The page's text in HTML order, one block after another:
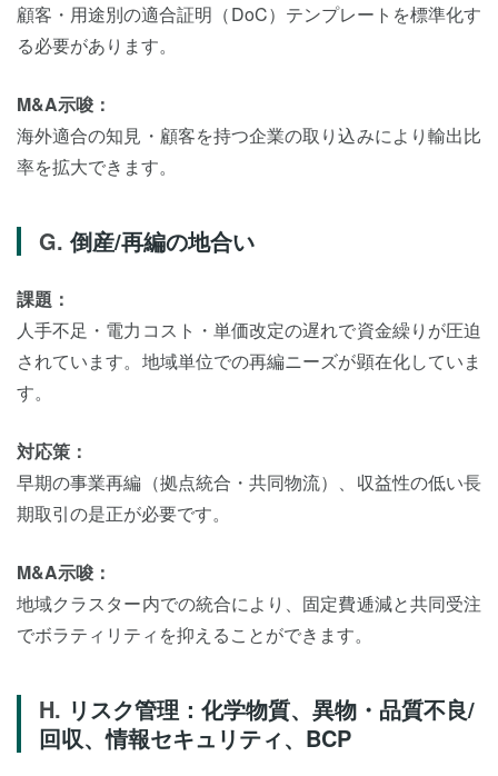
顧客・用途別の適合証明（DoC）テンプレートを標準化す
る必要があります。
M&A示唆：
海外適合の知見・顧客を持つ企業の取り込みにより輸出比
率を拡大できます。
倒産/再編の地合い
課題：
人手不足・電力コスト・単価改定の遅れで資金繰りが圧迫
されています。地域単位での再編ニーズが顕在化していま
す。
対応策：
早期の事業再編（拠点統合・共同物流）、収益性の低い長
期取引の是正が必要です。
M&A示唆：
地域クラスター内での統合により、固定費逓減と共同受注
でボラティリティを抑えることができます。
リスク管理：化学物質、異物・品質不良/
回収、情報セキュリティ、BCP